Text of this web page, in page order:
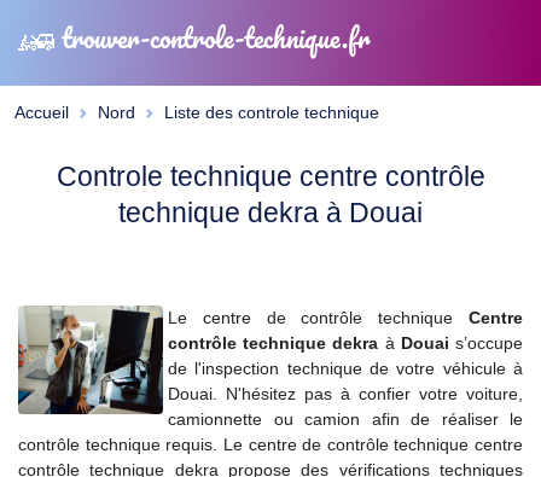
trouver-controle-technique.fr
Accueil Nord Liste des controle technique
Controle technique centre contrôle
technique dekra à Douai
Le centre de contrôle technique Centre
contrôle technique dekra à Douai s’occupe
de l'inspection technique de votre véhicule à
Douai. N'hésitez pas à confier votre voiture,
camionnette ou camion afin de réaliser le
contrôle technique requis. Le centre de contrôle technique centre
contrôle technique dekra propose des vérifications techniques